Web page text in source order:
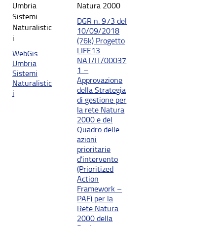
Umbria
Sistemi
Naturalistic
i
WebGis
Umbria
Sistemi
Naturalistic
i
Natura 2000
DGR n. 973 del
10/09/2018
(76k) Progetto
LIFE13
NAT/IT/00037
1 –
Approvazione
della Strategia
di gestione per
la rete Natura
2000 e del
Quadro delle
azioni
prioritarie
d'intervento
(Prioritized
Action
Framework –
PAF) per la
Rete Natura
2000 della